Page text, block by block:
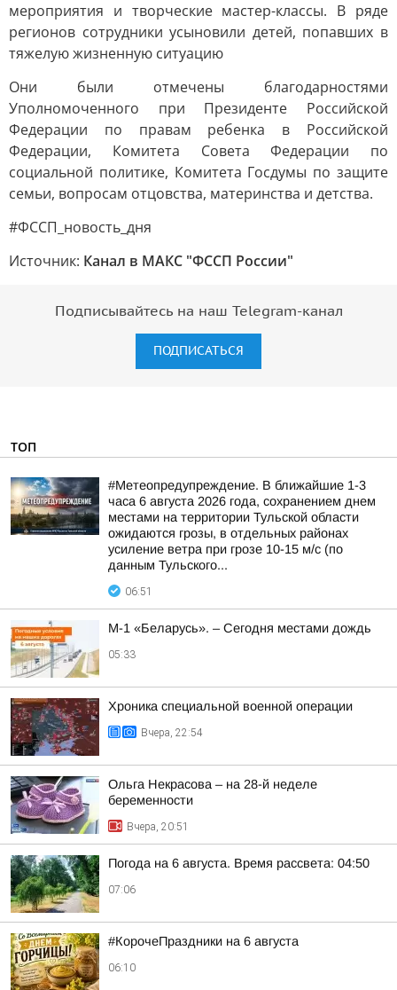
мероприятия и творческие мастер-классы. В ряде
регионов сотрудники усыновили детей, попавших в
тяжелую жизненную ситуацию
Они были отмечены благодарностями
Уполномоченного при Президенте Российской
Федерации по правам ребенка в Российской
Федерации, Комитета Совета Федерации по
социальной политике, Комитета Госдумы по защите
семьи, вопросам отцовства, материнства и детства.
#ФССП_новость_дня
Источник: Канал в МАКС "ФССП России"
Подписывайтесь на наш Telegram-канал
ПОДПИСАТЬСЯ
ТОП
#Метеопредупреждение. В ближайшие 1-3
часа 6 августа 2026 года, сохранением днем
местами на территории Тульской области
ожидаются грозы, в отдельных районах
усиление ветра при грозе 10-15 м/с (по
данным Тульского...
06:51
М-1 «Беларусь». – Сегодня местами дождь
05:33
Хроника специальной военной операции
Вчера, 22:54
Ольга Некрасова – на 28-й неделе
беременности
Вчера, 20:51
Погода на 6 августа. Время рассвета: 04:50
07:06
#КорочеПраздники на 6 августа
06:10